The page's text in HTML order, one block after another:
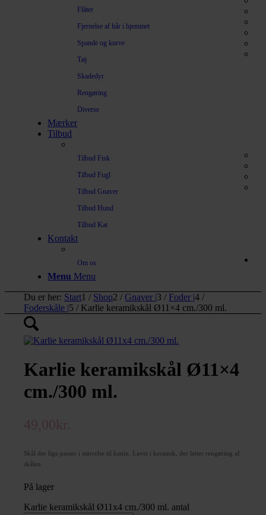
Flåter
Fjernelse af hår i hjemmet
Spande og kurve
Tøj
Skadedyr
Rengøring
Diverse
Mærker
Tilbud
Tilbud Fisk
Tilbud Fugl
Tilbud Gnaver
Tilbud Hund
Tilbud Kat
Kontakt
Om os
Menu Menu
Du er her: Start1 / Shop2 / Gnaver |3 / Foder |4 /
Foderskåle |5 / Karlie keramikskål Ø11×4 cm./300 ml.
Karlie keramikskål Ø11×4
cm./300 ml.
49,00 kr.
Skål der lige passer i størrelse til kanin. Lavet i keramik, der letter rengøring af
skålen.
På lager
Karlie keramikskål Ø11x4 cm./300 ml. antal